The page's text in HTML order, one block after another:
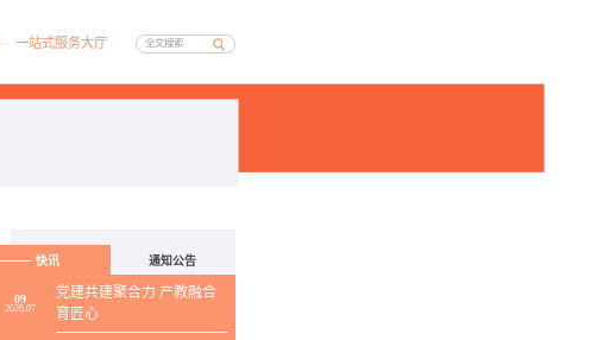
一站式服务大厅
快讯 通知公告
09
2026.07
党建共建聚合力 产教融合
育匠心